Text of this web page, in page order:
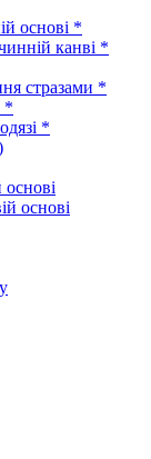
основі *
канві *
стразами *
*
*
основі